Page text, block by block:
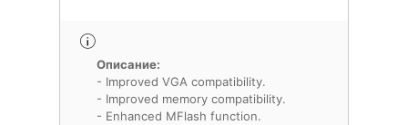
Описание:
- Improved VGA compatibility.
- Improved memory compatibility.
- Enhanced MFlash function.